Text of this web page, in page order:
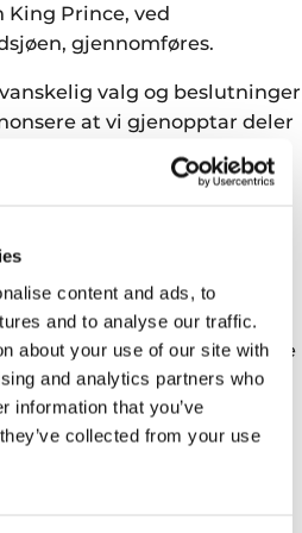
content and ads, to
and to analyse our traffic.
about your use of our site with
and analytics partners who
information that you’ve
collected from your use
Prince, ved
gjennomføres.
valg og beslutninger
at vi gjenopptar deler
utsatt tidligere i år på
situasjonen hele
Annethe Gjerde, direktør
til å finne løsninger,
i skatteregimet for
gjort det mulig å revurdere
Gjerde. – Det er viktige
aktivitet og
beslutning gjør at kan snu
disse
og stolte over at det
også i riggmarkedet,